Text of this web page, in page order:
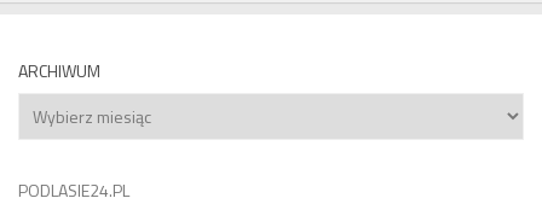
ARCHIWUM
Archiwum
PODLASIE24.PL